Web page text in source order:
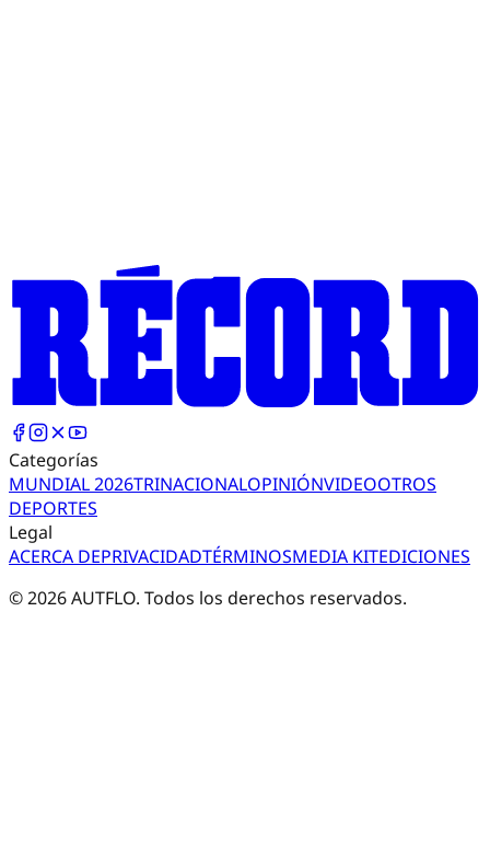
Categorías
MUNDIAL 2026TRINACIONALOPINIÓNVIDEOOTROS
DEPORTES
Legal
ACERCA DEPRIVACIDADTÉRMINOSMEDIA KITEDICIONES
©2026AUTFLO. Todos los derechos reservados.